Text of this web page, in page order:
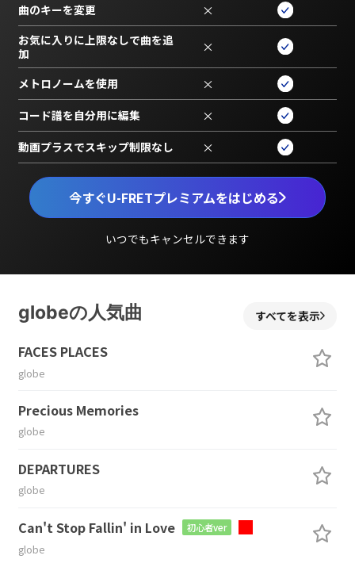
今すぐU-FRETプレミアムをはじめる
いつでもキャンセルできます
曲のキーを変更 ×
お気に入りに上限なしで曲を追
加
×
メトロノームを使用 ×
コード譜を自分用に編集 ×
動画プラスでスキップ制限なし ×
globeの人気曲 すべてを表示
FACES PLACES
globe
Precious Memories
globe
DEPARTURES
globe
Can't Stop Fallin' in Love 初心者ver
globe